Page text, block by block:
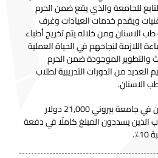
للجامعة والذي يقع ضمن الحرم
ويقدم خدمات العيادات وغرف
الاسنان ومن خلاله يتم تخريج أطباء
اللازمة لنجاحهم في الحياة العملية
والتطوير الموجودة ضمن الحرم
العديد من الدورات التدريبية لطلاب
الاسنان.
تبلغ رسوم دراسة طب الأسنان في جامعة بيروني 21,000 دولار
الذين يسددون المبلغ كاملًا في دفعة